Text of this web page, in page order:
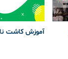
آموزش کاشت